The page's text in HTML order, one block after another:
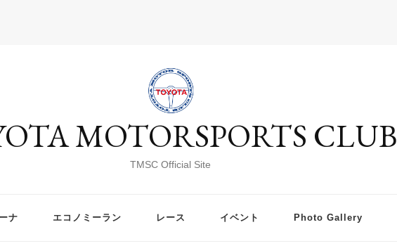
MOTORSPORTS CLUB
TMSC Official Site
ナ エコノミーラン レース イベント Photo Gallery